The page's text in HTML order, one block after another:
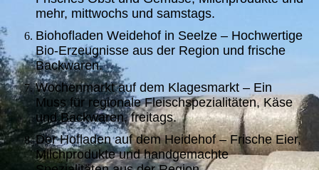
mehr, mittwochs und samstags.
Biohofladen Weidehof in Seelze – Hochwertige
Bio-Erzeugnisse aus der Region und frische
Backwaren.
Wochenmarkt auf dem Klagesmarkt – Ein
Muss für regionale Fleischspezialitäten, Käse
und Backwaren, freitags.
Der Hofladen auf dem Heidehof – Frische Eier,
Milchprodukte und handgemachte